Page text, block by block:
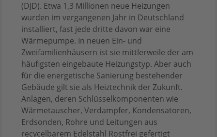
(DJD). Etwa 1,3 Millionen neue Heizungen
wurden im vergangenen Jahr in Deutschland
installiert, fast jede dritte davon war eine
Wärmepumpe. In neuen Ein- und
Zweifamilienhäusern ist sie mittlerweile der am
häufigsten eingebaute Heizungstyp. Aber auch
für die energetische Sanierung bestehender
Gebäude gilt sie als Heiztechnik der Zukunft.
Anlagen, deren Schlüsselkomponenten wie
Wärmetauscher, Verdampfer, Kondensatoren,
Erdsonden, Rohre und Leitungen aus
recycelbarem Edelstahl Rostfrei gefertigt